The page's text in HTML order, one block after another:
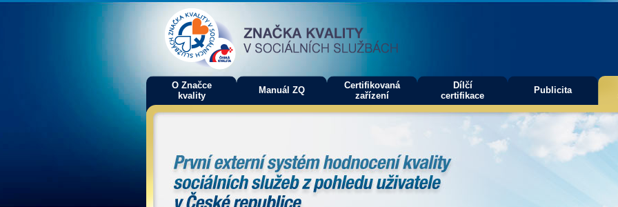
O Značce
kvality
Manuál ZQ
Certifikovaná
zařízení
Dílčí
certifikace
Publicita